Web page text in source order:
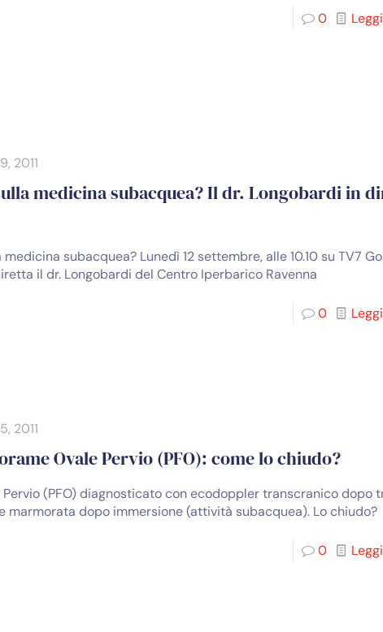
0
2011
medicina subacquea? Il dr. Longobardi in
subacquea? Lunedì 12 settembre, alle 10.10 su TV7
il dr. Longobardi del Centro Iperbarico Ravenna
0
2011
Ovale Pervio (PFO): come lo chiudo?
Pervio (PFO) diagnosticato con ecodoppler transcranico dopo
marmorata dopo immersione (attività subacquea). Lo chiudo?
0